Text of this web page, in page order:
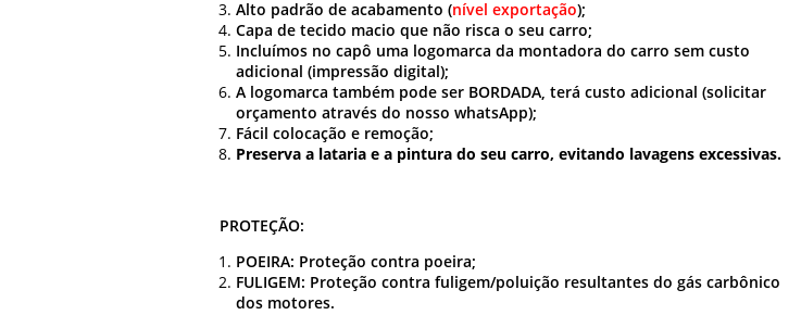
Alto padrão de acabamento (nível exportação);
Capa de tecido macio que não risca o seu carro;
Incluímos no capô uma logomarca da montadora do carro sem custo
adicional (impressão digital);
A logomarca também pode ser BORDADA, terá custo adicional (solicitar
orçamento através do nosso whatsApp);
Fácil colocação e remoção;
Preserva a lataria e a pintura do seu carro, evitando lavagens excessivas.
PROTEÇÃO:
POEIRA: Proteção contra poeira;
FULIGEM: Proteção contra fuligem/poluição resultantes do gás carbônico
dos motores.